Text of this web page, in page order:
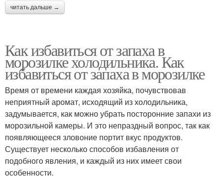
читать дальше →
Как избавиться от запаха в
морозилке холодильника. Как
избавиться от запаха в морозилке
Время от времени каждая хозяйка, почувствовав
неприятный аромат, исходящий из холодильника,
задумывается, как можно убрать посторонние запахи из
морозильной камеры. И это непраздный вопрос, так как
появляющееся зловоние портит вкус продуктов.
Существует несколько способов избавления от
подобного явления, и каждый из них имеет свои
особенности.